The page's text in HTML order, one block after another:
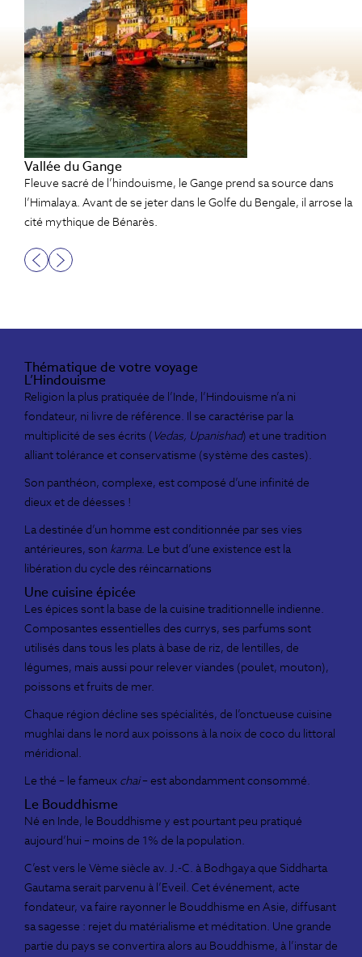
Vallée du Gange
Fleuve sacré de l’hindouisme, le Gange prend sa source dans
l’Himalaya. Avant de se jeter dans le Golfe du Bengale, il arrose la
cité mythique de Bénarès.
Thématique de votre voyage
L’Hindouisme
Religion la plus pratiquée de l’Inde, l’Hindouisme n’a ni
fondateur, ni livre de référence. Il se caractérise par la
multiplicité de ses écrits (Vedas, Upanishad) et une tradition
alliant tolérance et conservatisme (système des castes).
Son panthéon, complexe, est composé d’une infinité de
dieux et de déesses !
La destinée d’un homme est conditionnée par ses vies
antérieures, son karma. Le but d’une existence est la
libération du cycle des réincarnations
Une cuisine épicée
Les épices sont la base de la cuisine traditionnelle indienne.
Composantes essentielles des currys, ses parfums sont
utilisés dans tous les plats à base de riz, de lentilles, de
légumes, mais aussi pour relever viandes (poulet, mouton),
poissons et fruits de mer.
Chaque région décline ses spécialités, de l’onctueuse cuisine
mughlai dans le nord aux poissons à la noix de coco du littoral
méridional.
Le thé – le fameux chai– est abondamment consommé.
Le Bouddhisme
Né en Inde, le Bouddhisme y est pourtant peu pratiqué
aujourd’hui – moins de 1% de la population.
C’est vers le Vème siècle av. J.-C. à Bodhgaya que Siddharta
Gautama serait parvenu à l’Eveil. Cet événement, acte
fondateur, va faire rayonner le Bouddhisme en Asie, diffusant
sa sagesse : rejet du matérialisme et méditation. Une grande
partie du pays se convertira alors au Bouddhisme, à l’instar de